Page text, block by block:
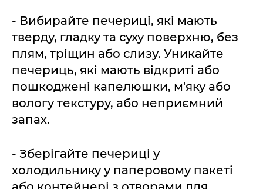
- Вибирайте печериці, які мають
тверду, гладку та суху поверхню, без
плям, тріщин або слизу. Уникайте
печериць, які мають відкриті або
пошкоджені капелюшки, м'яку або
вологу текстуру, або неприємний
запах.
- Зберігайте печериці у
холодильнику у паперовому пакеті